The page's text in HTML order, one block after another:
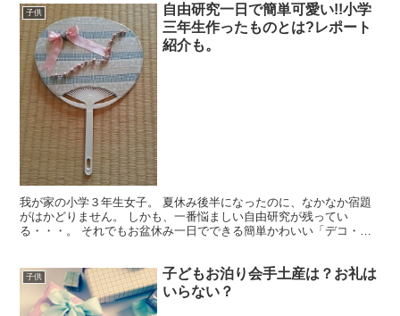
子供
自由研究一日で簡単可愛い!!小学
三年生作ったものとは?レポート
紹介も。
我が家の小学３年生女子。 夏休み後半になったのに、なかなか宿題
がはかどりません。 しかも、一番悩ましい自由研究が残ってい
る・・・。 それでもお盆休み一日でできる簡単かわいい「デコ・う
子供
子どもお泊り会手土産は？お礼は
いらない？